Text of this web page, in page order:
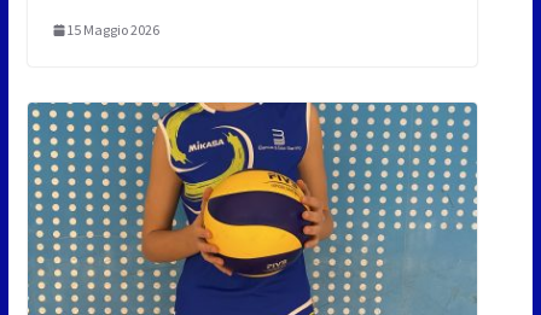
15 Maggio 2026